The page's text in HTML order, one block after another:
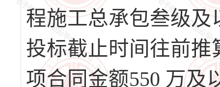
程施工总承包叁级及
投标截止时间往前推
项合同金额550 万及